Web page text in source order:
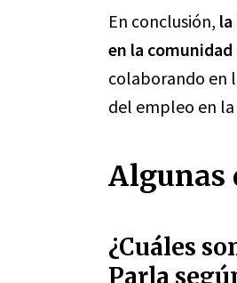
En conclusión,
en la comunidad
colaborando en
del empleo en la
Algunas
¿Cuáles
Parla